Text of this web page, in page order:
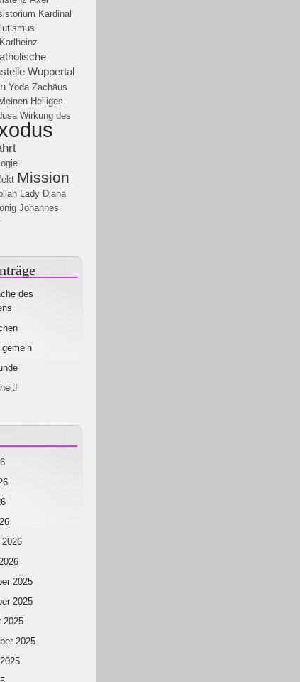
Kardinal
Karlheinz
Wuppertal
Yoda Zachäus
Meinen Heiliges
Wirkung des
Mission
Lady Diana
Johannes
des
gemein
2026
2025
2025
2025
2025